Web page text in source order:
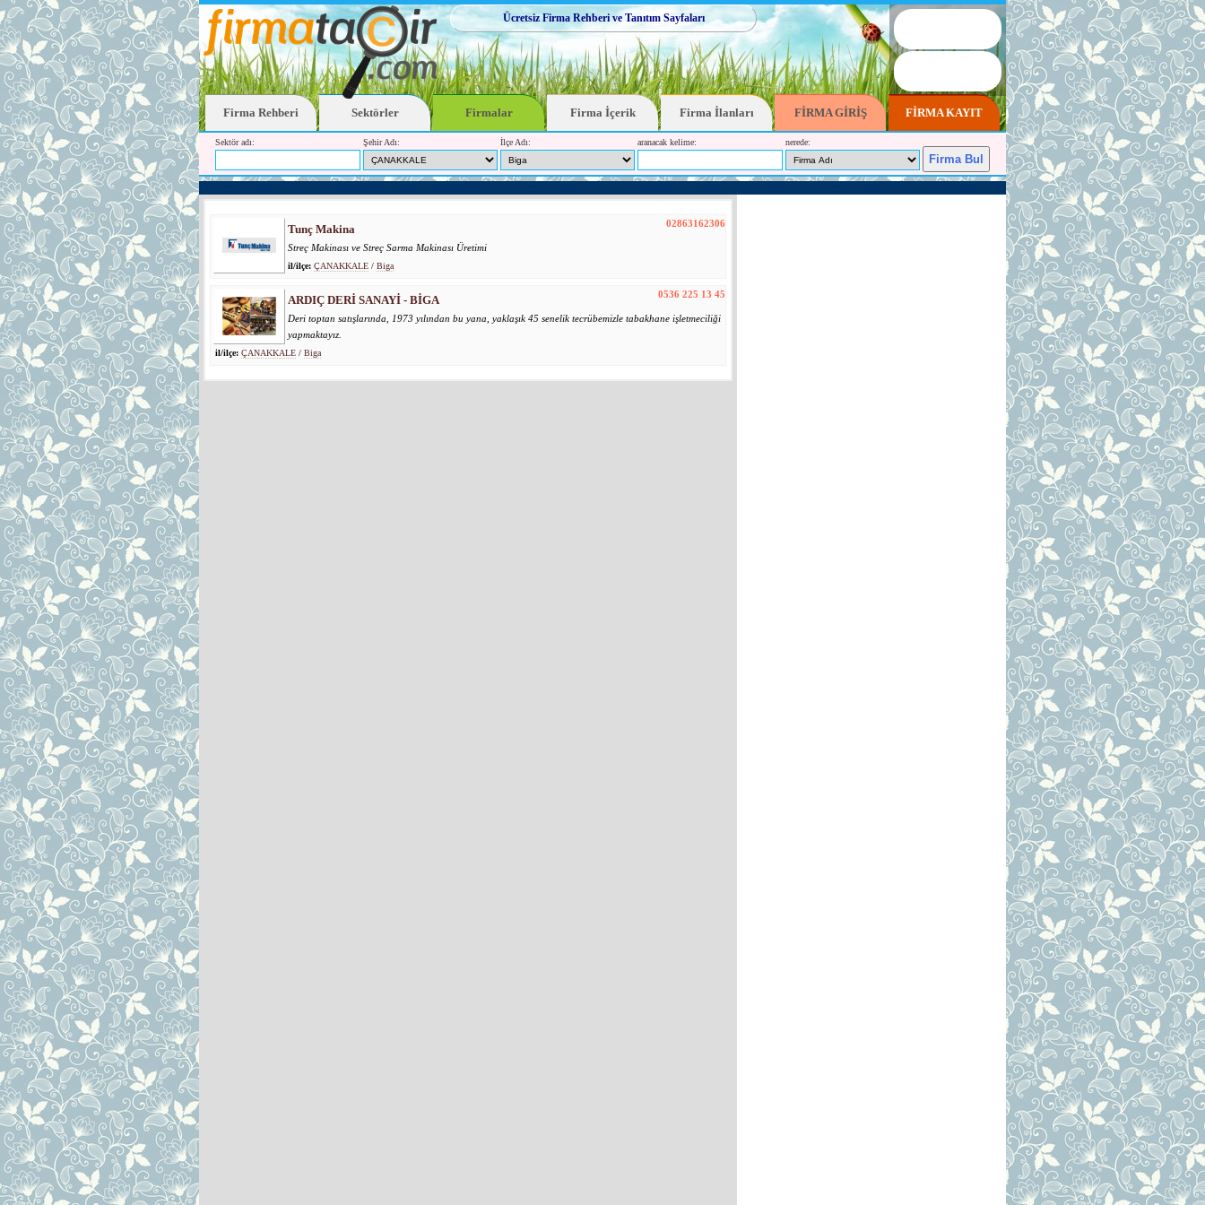
Ücretsiz Firma Rehberi ve Tanıtım Sayfaları
Firma Rehberi Sektörler Firmalar Firma İçerik Firma İlanları FİRMA GİRİŞ FİRMA KAYIT
Sektör adı: Şehir Adı: İlçe Adı: aranacak kelime: nerede:
02863162306
Tunç Makina
Streç Makinası ve Streç Sarma Makinası Üretimi
il/ilçe: ÇANAKKALE / Biga
0536 225 13 45
ARDIÇ DERİ SANAYİ - BİGA
Deri toptan satışlarında, 1973 yılından bu yana, yaklaşık 45 senelik tecrübemizle tabakhane işletmeciliği
yapmaktayız.
il/ilçe: ÇANAKKALE / Biga